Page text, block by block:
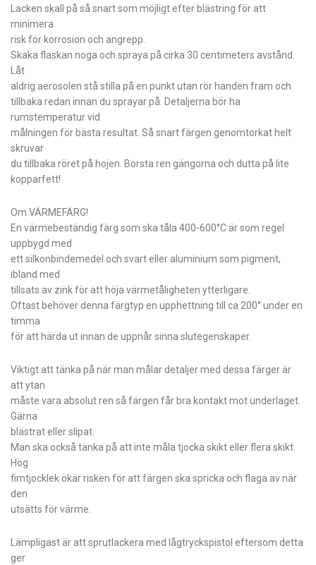
Lacken skall på så snart som möjligt efter blästring för att
minimera
risk för korrosion och angrepp.
Skaka flaskan noga och spraya på cirka 30 centimeters avstånd.
Låt
aldrig aerosolen stå stilla på en punkt utan rör handen fram och
tillbaka redan innan du sprayar på. Detaljerna bör ha
rumstemperatur vid
målningen för bästa resultat. Så snart färgen genomtorkat helt
skruvar
du tillbaka röret på hojen. Borsta ren gängorna och dutta på lite
kopparfett!
Om VÄRMEFÄRG!
En värmebeständig färg som ska tåla 400-600°C är som regel
uppbygd med
ett silkonbindemedel och svart eller aluminium som pigment,
ibland med
tillsats av zink för att höja värmetåligheten ytterligare.
Oftast behöver denna färgtyp en upphettning till ca 200° under en
timma
för att härda ut innan de uppnår sinna slutegenskaper.
Viktigt att tänka på när man målar detaljer med dessa färger är
att ytan
måste vara absolut ren så färgen får bra kontakt mot underlaget.
Gärna
blästrat eller slipat.
Man ska också tänka på att inte måla tjocka skikt eller flera skikt.
Hög
fimtjocklek ökar risken för att färgen ska spricka och flaga av när
den
utsätts för värme.
Lämpligast är att sprutlackera med lågtryckspistol eftersom detta
ger